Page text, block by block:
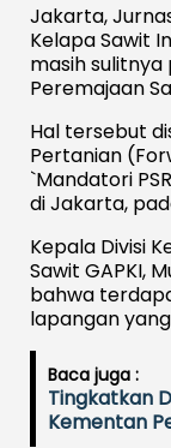
Jakarta,
Kelapa Sawit
masih
Peremajaan
Hal tersebut
Pertanian
`Mandatori
di Jakarta,
Kepala Divisi
Sawit GAPKI,
bahwa
lapangan
Baca juga :
Tingkatkan
Kementan